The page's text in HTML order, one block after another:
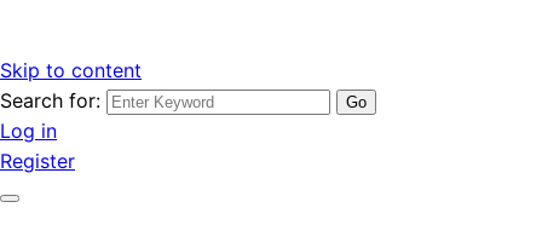
Skip to content
รับจ้างโพสต์ขายบ้านราคาถูก รับโพสต์ลงเว็บขายบ้าน ที่ดิน อสัง
หา โพสต์คุณภาพ ราคาคุ้มค่า แตกต่างกว่า
เว็บไซต์ รับจ้างโพสต์ขายบ้านราคาถูก อสังหา ทีดิน โพสต์ลงเว็บ
ขายบ้าน รับโพสต์ที่ดิน อสังหา เน้นผลงาน รับรองคุณภาพ ติดกู
เกิ้ลหน้าแรกทุกโพสต์ได้จริง ที่เดียวในไทย
Search for:
Log in
Register